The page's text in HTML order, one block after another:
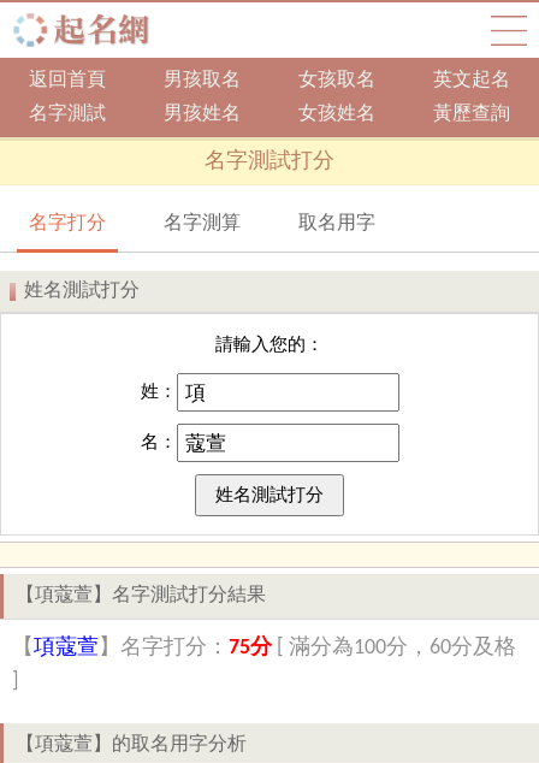
返回首頁 男孩取名 女孩取名
英文起名
名字測試
男孩姓名 女孩姓名 黃歷查詢
名字測試打分
名字打分 名字測算 取名用字
姓名測試打分
請輸入您的：
姓：
名：
【項蔻萱】名字測試打分結果
【項蔻萱 】名字打分： 75分[ 滿分為100分，60分及格
【項蔻萱】的取名用字分析